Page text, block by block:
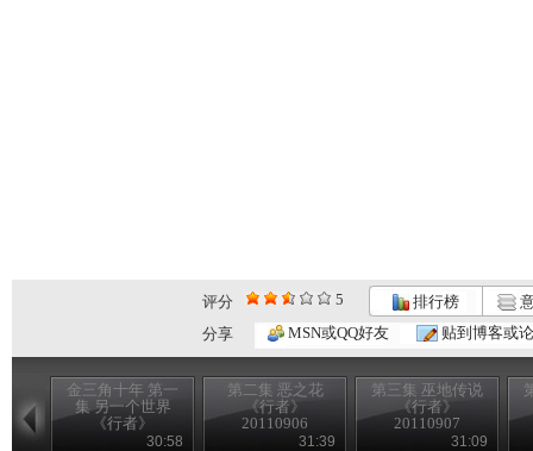
评分 5 排行榜
分享
MSN或QQ好友 贴到博客或
金三角十年 第一
集 另一个世界
《行者》
2011090530:58
第二集 恶之花
《行者》
20110906
31:39
第三集 巫地传说
《行者》
20110907
31:09